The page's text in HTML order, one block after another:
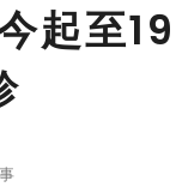
起至